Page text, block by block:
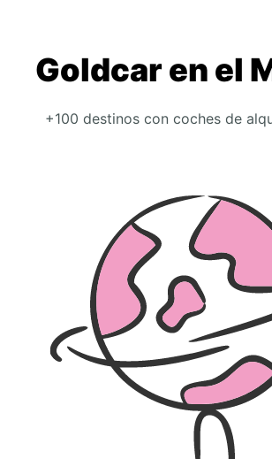
Goldcar en el
+100 destinos con coches de